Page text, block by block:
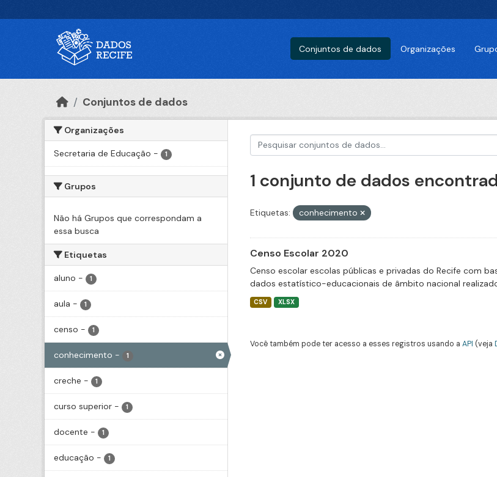
Conjuntos de dados Organizações
Conjuntos de dados
Organizações
Secretaria de Educação - 1
Grupos
Não há Grupos que correspondam a
essa busca
Etiquetas
aluno - 1
aula - 1
censo - 1
conhecimento - 1
creche - 1
curso superior - 1
docente - 1
educação - 1
1 conjunto de dados
Etiquetas: conhecimento
Censo Escolar 2020
Censo escolar escolas públicas e privadas do Recife com
dados estatístico-educacionais de âmbito nacional
CSV XLSX
Você também pode ter acesso a esses registros usando a API (veja